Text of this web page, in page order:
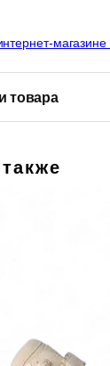
магазине
товара